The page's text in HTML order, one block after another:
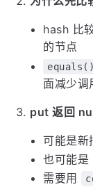
hash 比
的节点
equals()
面减少调
put 返回
可能是新
也可能
需要用